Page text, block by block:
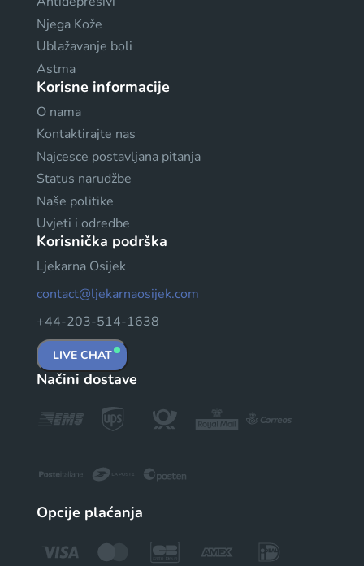
Njega Kože
Ublažavanje boli
Astma
Korisne informacije
O nama
Kontaktirajte nas
Najcesce postavljana pitanja
Status narudžbe
Naše politike
Uvjeti i odredbe
Korisnička podrška
Ljekarna Osijek
contact@ljekarnaosijek.com
+44-203-514-1638
LIVE CHAT
Načini dostave
Opcije plaćanja